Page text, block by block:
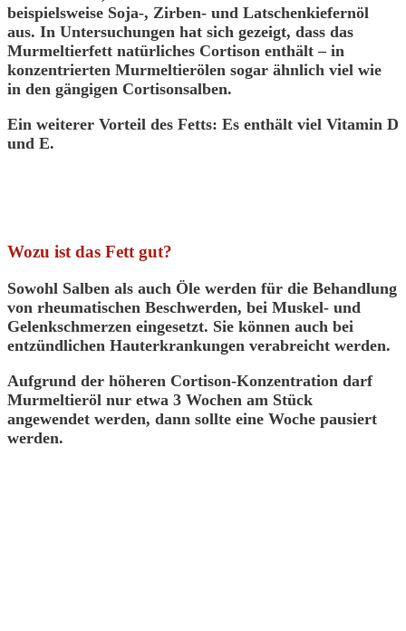
beispielsweise Soja-, Zirben- und Latschenkiefernöl
aus. In Untersuchungen hat sich gezeigt, dass das
Murmeltierfett natürliches Cortison enthält – in
konzentrierten Murmeltierölen sogar ähnlich viel wie
in den gängigen Cortisonsalben.
Ein weiterer Vorteil des Fetts: Es enthält viel Vitamin D
und E.
Wozu ist das Fett gut?
Sowohl Salben als auch Öle werden für die Behandlung
von rheumatischen Beschwerden, bei Muskel- und
Gelenkschmerzen eingesetzt. Sie können auch bei
entzündlichen Hauterkrankungen verabreicht werden.
Aufgrund der höheren Cortison-Konzentration darf
Murmeltieröl nur etwa 3 Wochen am Stück
angewendet werden, dann sollte eine Woche pausiert
werden.